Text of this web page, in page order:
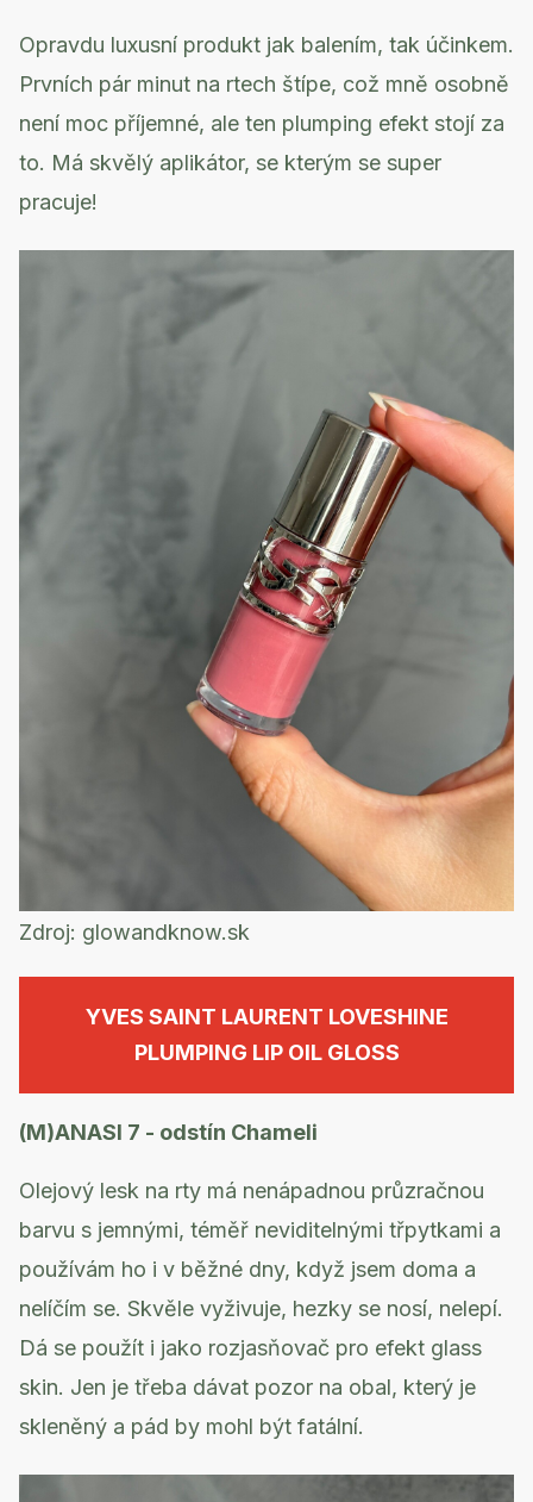
Opravdu luxusní produkt jak balením, tak účinkem.
Prvních pár minut na rtech štípe, což mně osobně
není moc příjemné, ale ten plumping efekt stojí za
to. Má skvělý aplikátor, se kterým se super
pracuje!
Zdroj: glowandknow.sk
YVES SAINT LAURENT LOVESHINE
PLUMPING LIP OIL GLOSS
(M)ANASI 7 - odstín Chameli
Olejový lesk na rty má nenápadnou průzračnou
barvu s jemnými, téměř neviditelnými třpytkami a
používám ho i v běžné dny, když jsem doma a
nelíčím se. Skvěle vyživuje, hezky se nosí, nelepí.
Dá se použít i jako rozjasňovač pro efekt glass
skin. Jen je třeba dávat pozor na obal, který je
skleněný a pád by mohl být fatální.